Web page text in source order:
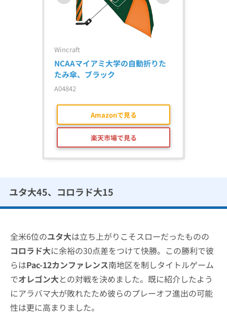
Wincraft
NCAAマイアミ大学の自動折りた
たみ傘、ブラック
A04842
Amazonで見る
楽天市場で見る
ユタ大45、コロラド大15
全米6位のユタ大は立ち上がりこそスローだったものの
コロラド大に余裕の30点差をつけて快勝。この勝利で彼
らはPac-12カンファレンス南地区を制しタイトルゲーム
でオレゴン大との対戦を決めました。既に紹介したよう
にアラバマ大が敗れたため彼らのプレーオフ進出の可能
性は更に高まりました。